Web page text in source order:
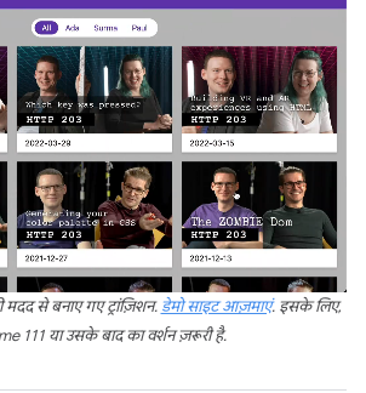
से बनाए गए ट्रांज़िशन. डेमो साइट आज़माएं. इसके लिए,
111 या उसके बाद का वर्शन ज़रूरी है.